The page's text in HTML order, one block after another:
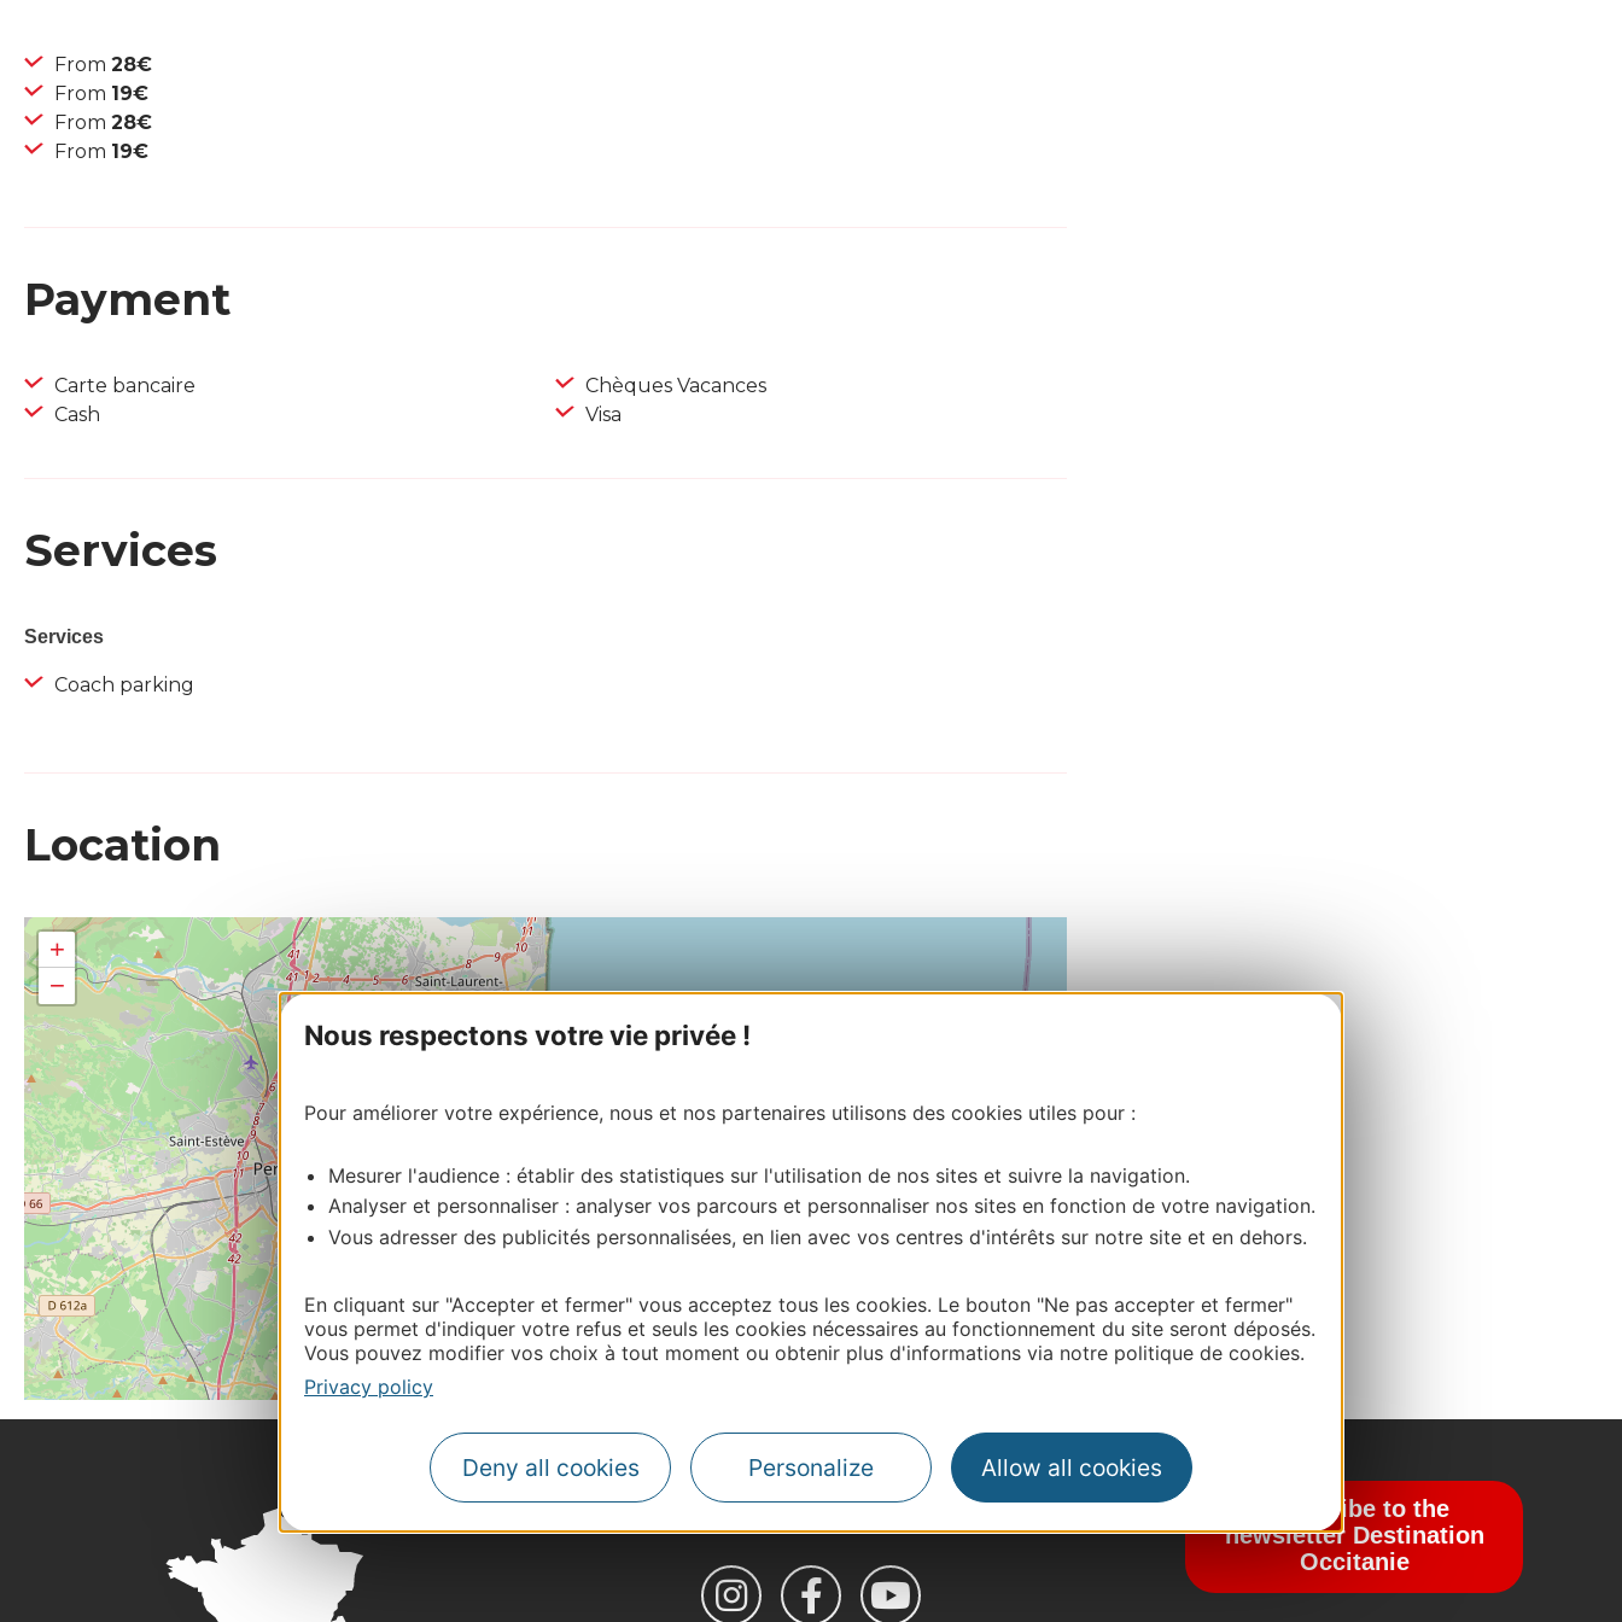
Nous respectons votre vie privée !
Pour améliorer votre expérience, nous et nos partenaires utilisons des cookies utiles pour :
Mesurer l'audience : établir des statistiques sur l'utilisation de nos sites et suivre la navigation.
Analyser et personnaliser : analyser vos parcours et personnaliser nos sites en fonction de votre navigation.
Vous adresser des publicités personnalisées, en lien avec vos centres d'intérêts sur notre site et en dehors.
En cliquant sur "Accepter et fermer" vous acceptez tous les cookies. Le bouton "Ne pas accepter et fermer"
vous permet d'indiquer votre refus et seuls les cookies nécessaires au fonctionnement du site seront déposés.
Vous pouvez modifier vos choix à tout moment ou obtenir plus d'informations via notre politique de cookies.
Privacy policy
Deny all cookies Personalize Allow all cookies
From 28€
From 19€
From 28€
From 19€
Payment
Carte bancaire
Cash
Chèques Vacances
Visa
Services
Services
Coach parking
Location
+
−
Subscribe to the
newsletter Destination
Occitanie